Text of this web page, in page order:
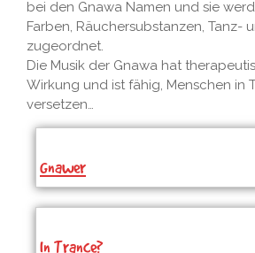
bei den Gnawa Namen und sie
Farben, Räuchersubstanzen, Tanz-
zugeordnet.
Die Musik der Gnawa hat
Wirkung und ist fähig, Menschen in
versetzen…
Gnawer
In Trance?